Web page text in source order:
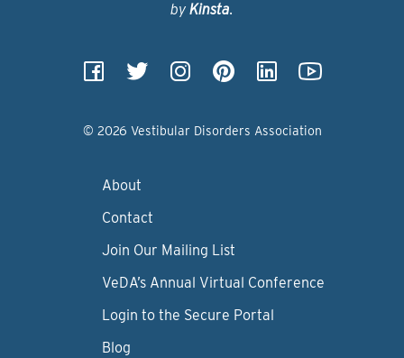
by Kinsta.
© 2026 Vestibular Disorders Association
About
Contact
Join Our Mailing List
VeDA’s Annual Virtual Conference
Login to the Secure Portal
Blog